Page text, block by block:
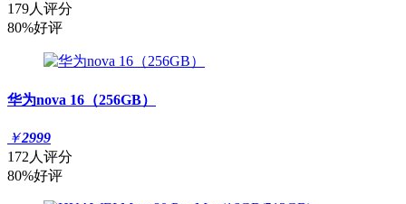
179人评分
80%好评
华为nova 16（256GB）
￥2999
172人评分
80%好评